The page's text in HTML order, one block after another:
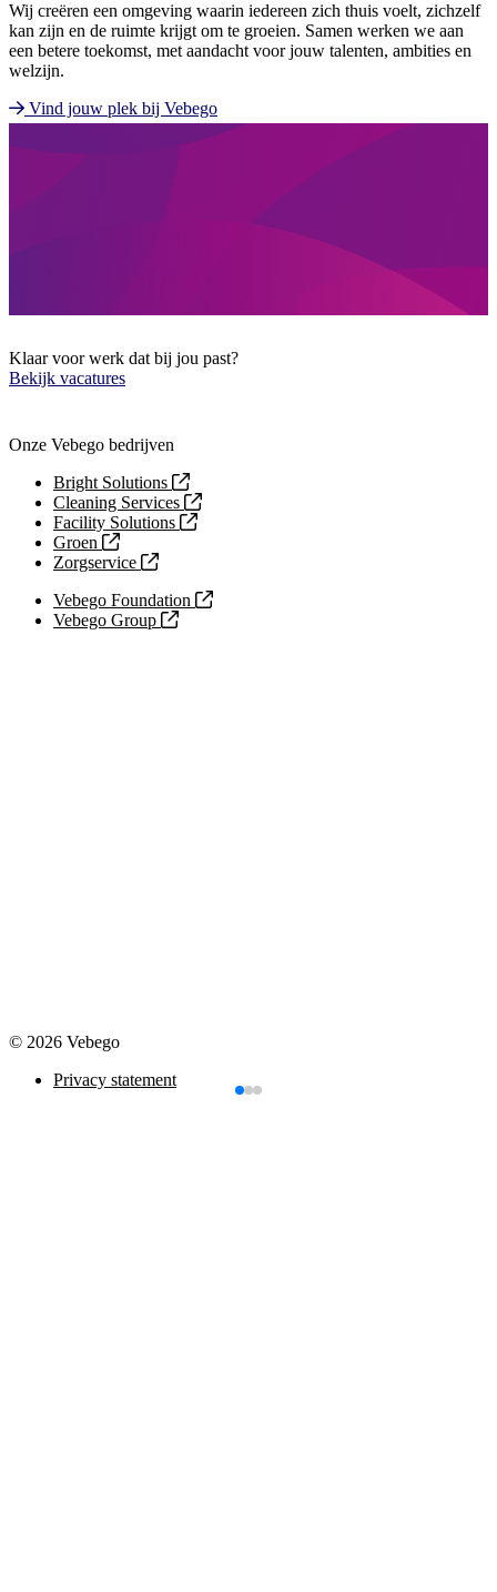
Wij creëren een omgeving waarin iedereen zich thuis voelt, zichzelf
kan zijn en de ruimte krijgt om te groeien. Samen werken we aan
een betere toekomst, met aandacht voor jouw talenten, ambities en
welzijn.
Vind jouw plek bij Vebego
Klaar voor werk dat bij jou past?
Bekijk vacatures
Onze Vebego bedrijven
Bright Solutions
Cleaning Services
Facility Solutions
Groen
Zorgservice
Vebego Foundation
Vebego Group
© 2026 Vebego
Privacy statement